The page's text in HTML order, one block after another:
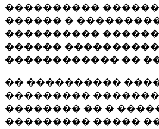
����������
������ �
����������
������
������������ ��
�� ����������
���������
�������� �� �
��������� �����